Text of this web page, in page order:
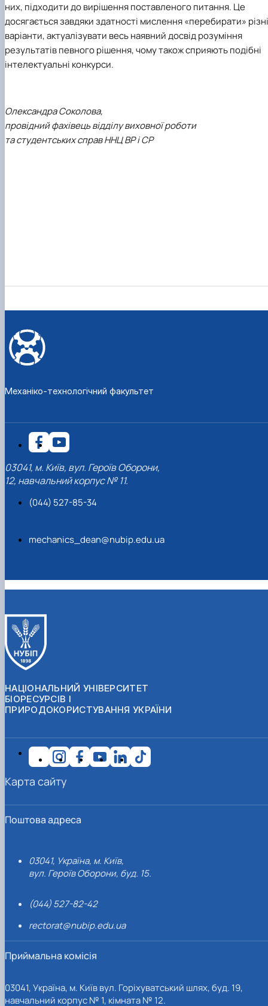
них, підходити до вирішення поставленого питання. Це
досягається завдяки здатності мислення «перебирати» різні
варіанти, актуалізувати весь наявний досвід розуміння
результатів певного рішення, чому також сприяють подібні
інтелектуальні конкурси.
Олександра Соколова,
провідний фахівець відділу виховної роботи
та студентських справ ННЦ ВР і СР
Механіко-технологічний факультет
03041, м. Київ, вул. Героїв Оборони,
12, навчальний корпус № 11.
(044) 527-85-34
mechanics_dean@nubip.edu.ua
НАЦІОНАЛЬНИЙ УНІВЕРСИТЕТ
БІОРЕСУРСІВ І
ПРИРОДОКОРИСТУВАННЯ УКРАЇНИ
Поштова адреса
03041, Україна, м. Київ,
вул. Героїв Оборони, буд. 15.
(044) 527-82-42
rectorat@nubip.edu.ua
Приймальна комісія
03041, Україна, м. Київ вул. Горіхуватський шлях, буд. 19,
навчальний корпус № 1, кімната № 12.
Карта сайту